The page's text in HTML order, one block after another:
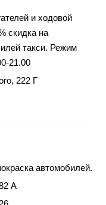
и ходовой
скидка на
такси. Режим
21.00
222 Г
автомобилей.
А